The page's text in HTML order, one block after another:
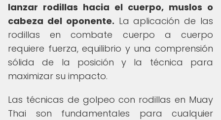
lanzar rodillas hacia el cuerpo, muslos o
cabeza del oponente. La aplicación de las
rodillas en combate cuerpo a cuerpo
requiere fuerza, equilibrio y una comprensión
sólida de la posición y la técnica para
maximizar su impacto.
Las técnicas de golpeo con rodillas en Muay
Thai son fundamentales para cualquier